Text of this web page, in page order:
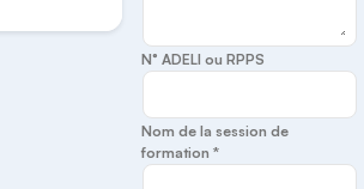
N° ADELI ou RPPS
Nom de la session de
formation *